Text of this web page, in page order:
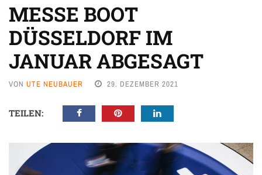
MESSE BOOT
DÜSSELDORF IM
JANUAR ABGESAGT
VON UTE NEUBAUER 29. DEZEMBER 2021
TEILEN: